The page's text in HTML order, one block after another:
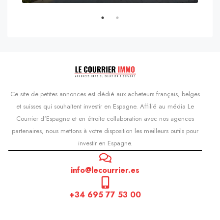
Ce site de petites annonces est dédié aux acheteurs français, belges
et suisses qui souhaitent investir en Espagne. Affilié au média Le
Courrier d'Espagne et en étroite collaboration avec nos agences
partenaires, nous mettons à votre disposition les meilleurs outils pour
investir en Espagne.
info@lecourrier.es
+34 695 77 53 00